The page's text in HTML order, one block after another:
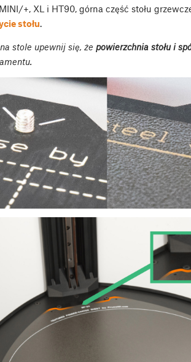
+, XL i HT90, górna część stołu
stołu.
stole upewnij się, że powierzchnia stołu i